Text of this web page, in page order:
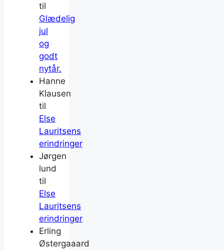
til
Glædelig
jul
og
godt
nytår.
Hanne
Klausen
til
Else
Lauritsens
erindringer
Jørgen
lund
til
Else
Lauritsens
erindringer
Erling
Østergaaard